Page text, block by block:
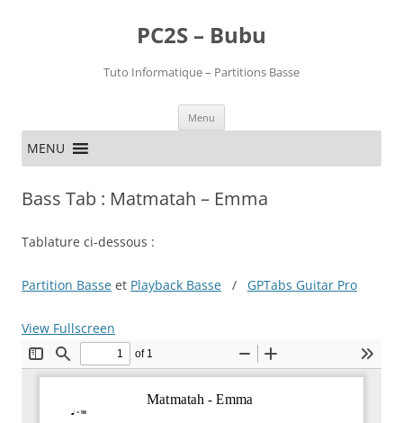
PC2S – Bubu
Tuto Informatique – Partitions Basse
Menu
contenu
MENU
Bass Tab : Matmatah – Emma
Tablature ci-dessous :
Partition Basse et Playback Basse / GPTabs Guitar Pro
View Fullscreen